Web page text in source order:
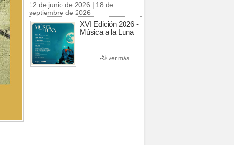
12 de junio de 2026 | 18 de
septiembre de 2026
XVI Edición 2026 -
Música a la Luna
ver más